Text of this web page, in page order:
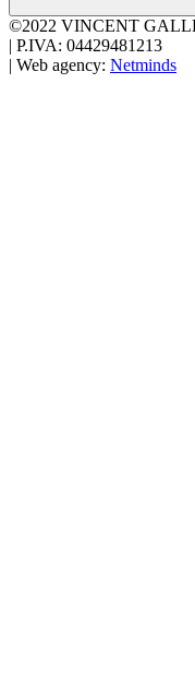
©2022 VINCENT
P.IVA: 04429481213
Web agency: Netminds